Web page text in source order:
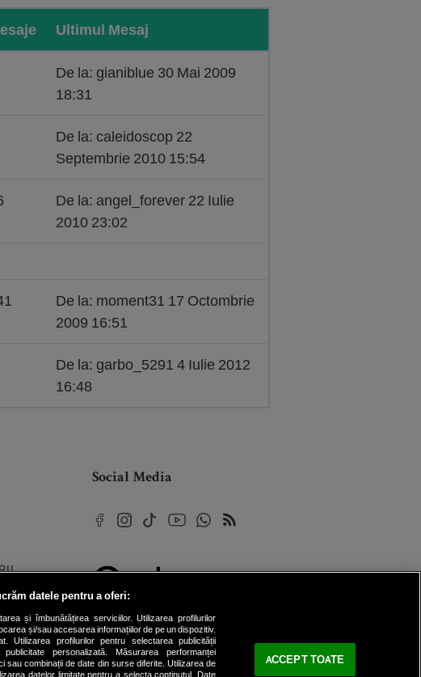
Ultimul Mesaj
De la: gianiblue 30 Mai 2009
18:31
De la: caleidoscop 22
Septembrie 2010 15:54
De la: angel_forever 22 Iulie
2010 23:02
De la: moment31 17 Octombrie
2009 16:51
De la: garbo_5291 4 Iulie 2012
16:48
Social Media
Toate drepturile rezervate
datele pentru a oferi:
și îmbunătățirea serviciilor. Utilizarea profilurilor
și/sau accesarea informațiilor de pe un dispozitiv.
Utilizarea profilurilor pentru selectarea publicității
personalizată. Măsurarea performanței
sau combinații de date din surse diferite. Utilizarea de
ACCEPT TOATE